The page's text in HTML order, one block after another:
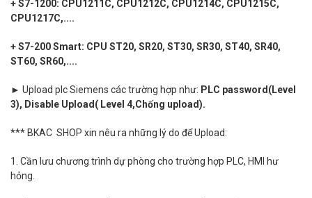
+ S7-1200: CPU1211C, CPU1212C, CPU1214C, CPU1215C,
CPU1217C,....
+ S7-200 Smart: CPU ST20, SR20, ST30, SR30, ST40, SR40,
ST60, SR60,....
► Upload plc Siemens các trường hợp như: PLC password(Level
3), Disable Upload( Level 4,Chống upload).
*** BKAC SHOP xin nêu ra những lý do để Upload:
1. Cần lưu chương trình dự phòng cho trường hợp PLC, HMI hư
hỏng.